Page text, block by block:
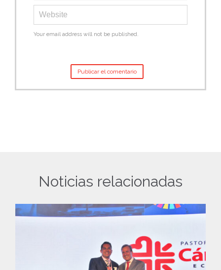
Your email address will not be published.
Noticias relacionadas